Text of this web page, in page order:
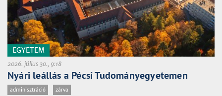
EGYETEM
2026. július 30., 9:18
Nyári leállás a Pécsi Tudományegyetemen
adminisztráció zárva